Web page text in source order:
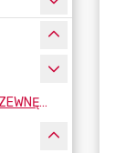
SYGNALIŚCI - ZGŁOSZENIA ZEWNĘTRZNE